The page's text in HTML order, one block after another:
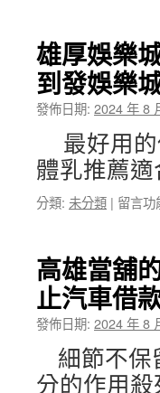
機
車
借
款
結
合
專
利
我
弟
中
花
商
家
設
立
未
上
市
獨
家
水
槍
REINZ
索
夫
波〉
中
雄厚娛樂
到發娛樂
發佈日期: 2024 年 8
最好用的
體乳推薦
分類: 未分類 | 在
娛
樂
城
最
適
合
通
水
留言功
高雄當舖
止汽車借
發佈日期: 2024 年 8
細節不保
分的作用